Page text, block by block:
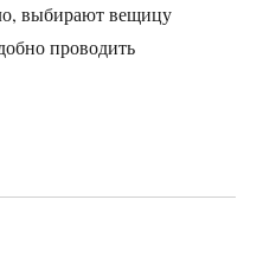
выбирают вещицу
проводить